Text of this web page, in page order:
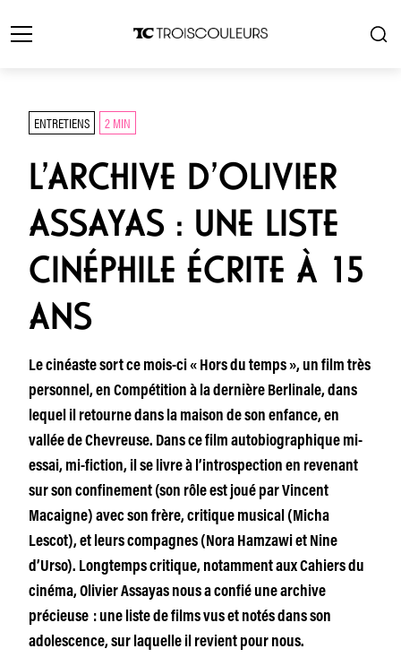
ENTRETIENS 2 MIN
L’ARCHIVE D’OLIVIER
ASSAYAS : UNE LISTE
CINÉPHILE ÉCRITE À 15
ANS
Le cinéaste sort ce mois-ci « Hors du temps », un film très
personnel, en Compétition à la dernière Berlinale, dans
lequel il retourne dans la maison de son enfance, en
vallée de Chevreuse. Dans ce film autobiographique mi-
essai, mi-fiction, il se livre à l’introspection en revenant
sur son confinement (son rôle est joué par Vincent
Macaigne) avec son frère, critique musical (Micha
Lescot), et leurs compagnes (Nora Hamzawi et Nine
d’Urso). Longtemps critique, notamment aux Cahiers du
cinéma, Olivier Assayas nous a confié une archive
précieuse : une liste de films vus et notés dans son
adolescence, sur laquelle il revient pour nous.